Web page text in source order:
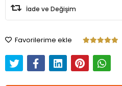
İade ve Değişim
Favorilerime ekle